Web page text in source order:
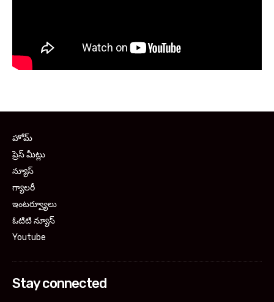
హోమ్
ప్రెస్ మీట్లు
న్యూస్
గ్యాలరీ
ఇంటర్వ్యూలు
ఓటిటి న్యూస్
Youtube
Stay connected